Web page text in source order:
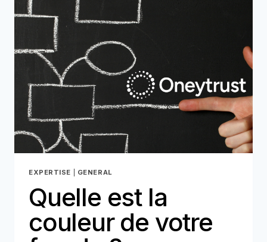
AUSSI
FAILLE
POUR
LA
FRAUDE
EXPERTISE GENERAL
Quelle est la
couleur de votre